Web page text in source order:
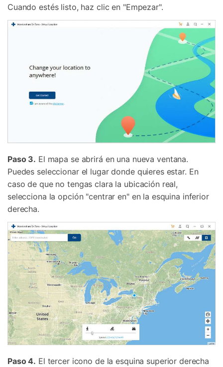
Cuando estés listo, haz clic en "Empezar".
Paso 3. El mapa se abrirá en una nueva ventana.
Puedes seleccionar el lugar donde quieres estar. En
caso de que no tengas clara la ubicación real,
selecciona la opción "centrar en" en la esquina inferior
derecha.
Paso 4. El tercer icono de la esquina superior derecha